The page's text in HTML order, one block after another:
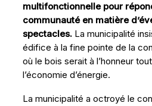
multifonctionnelle pour
communauté en matière
spectacles.La municipalité
édifice à la fine pointe de la
où le bois serait à l’honneur
l’économie d’énergie.
La municipalité a octroyé le